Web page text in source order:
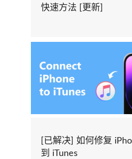
快速方法 [更新]
[已解决] 如何修复
到 iTunes